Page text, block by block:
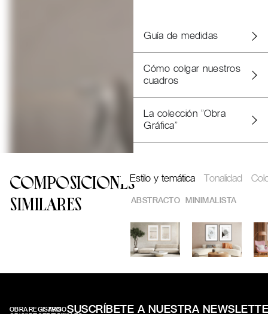
Guía de medidas
Cómo colgar nuestros
cuadros
La colección "Obra
Gráfica"
COMPOSICIONES
SIMILARES
Estilo y temática Tonalidad
ABSTRACTO MINIMALISTA
OBRAREGISTRO
AVISOSUSCRÍBETE A NUESTRA